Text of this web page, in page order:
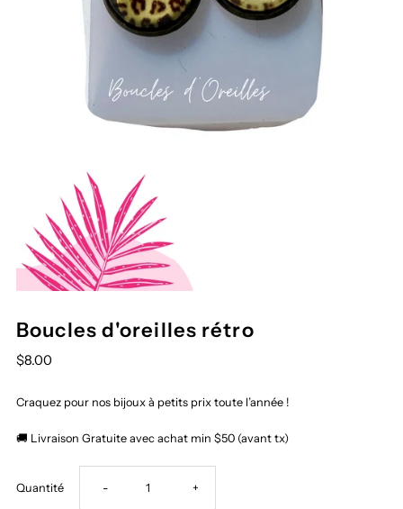
Boucles d'oreilles rétro
$8.00
Craquez pour nos bijoux à petits prix toute l’année !
🚚 Livraison Gratuite avec achat min $50 (avant tx)
Quantité Réduire
- Augmenter
+